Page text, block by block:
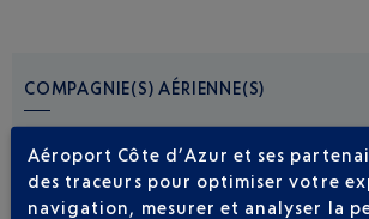
COMPAGNIE(S) AÉRIENNE(S)
AIR CORSICA
Aéroport Côte d’Azur et ses
des traceurs pour optimiser votre
navigation, mesurer et analyser la